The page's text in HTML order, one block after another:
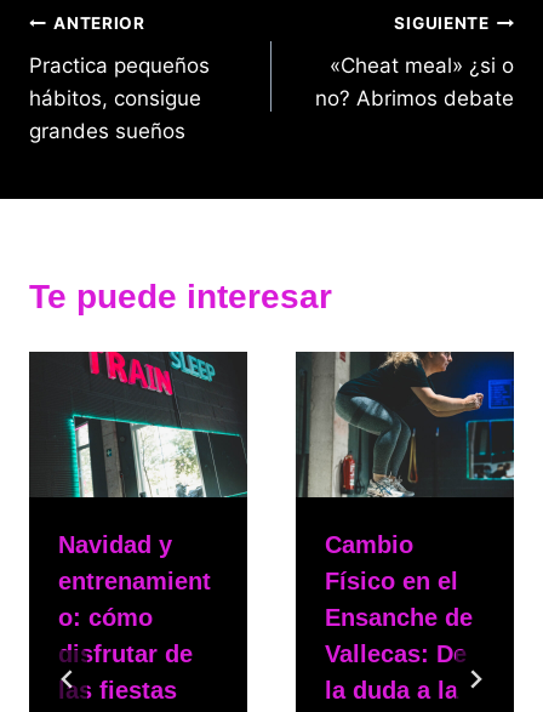
Navegación
de
entradas
ANTERIOR
Practica pequeños
hábitos, consigue
grandes sueños
SIGUIENTE
«Cheat meal» ¿si o
no? Abrimos debate
Te puede interesar
Navidad y
entrenamient
o: cómo
disfrutar de
las fiestas
Cambio
Físico en el
Ensanche de
Vallecas: De
la duda a la